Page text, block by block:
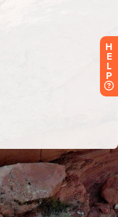
H
E
L
P